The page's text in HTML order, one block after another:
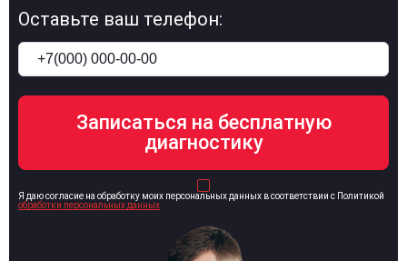
Оставьте ваш телефон:
Я даю согласие на обработку моих персональных данных в соответствии с Политикой
обработки персональных данных